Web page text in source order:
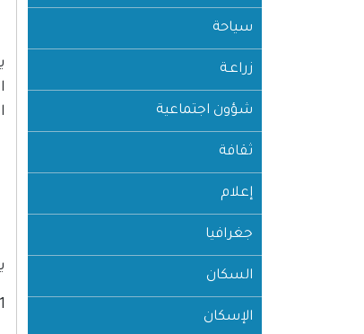
سياحة
زراعـة
شؤون اجتماعية
ثقافة
إعلام
جغرافيا
السكان
الإسكان
1. الوكالة العامة 30 دينار أردني عن كل توقيع.